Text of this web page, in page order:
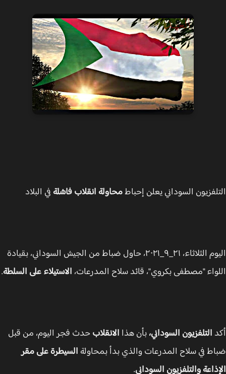
السوداني يعلن إحباطمحاولة انقلاب فاشلةفي البلاد
اليوم الثلاثاء، ٢١_٩_٢٠٢١، حاول ضباط من الجيش السوداني، بقيادة
"مصطفى بكروي"، قائد سلاح المدرعات،الاستيلاء على السلطة.
التلفزيون السوداني،بأن هذاالانقلابحدث فجر اليوم، من قبل
في سلاح المدرعات والذي بدأ بمحاولةالسيطرة على مقر
والتلفزيون السوداني.